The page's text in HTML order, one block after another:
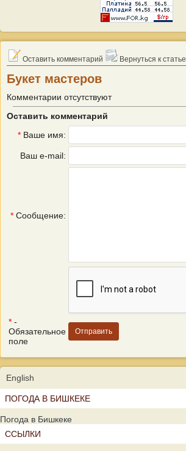
Оставить комментарий Вернуться к статье
Букет мастеров
Комментарии отсутствуют
Оставить комментарий
* Ваше имя:
Ваш e-mail:
* Сообщение:
* -
Обязательное
поле
English
ПОГОДА В БИШКЕКЕ
Погода в Бишкеке
ССЫЛКИ